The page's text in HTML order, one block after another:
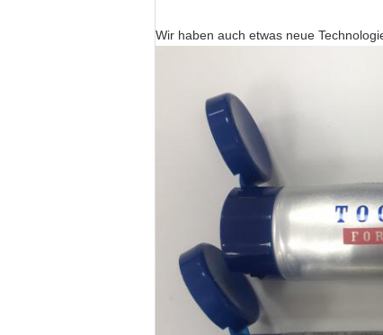
Wir haben auch etwas neue